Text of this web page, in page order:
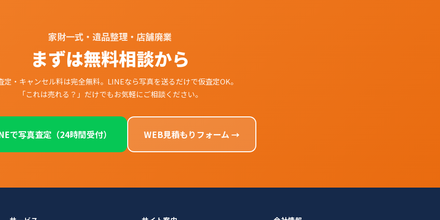
家財一式・遺品整理・店舗廃業
まずは無料相談から
定・キャンセル料は完全無料。LINEなら写真を送るだけで仮査定OK。
「これは売れる？」だけでもお気軽にご相談ください。
で写真査定（24時間受付） WEB見積もりフォーム →